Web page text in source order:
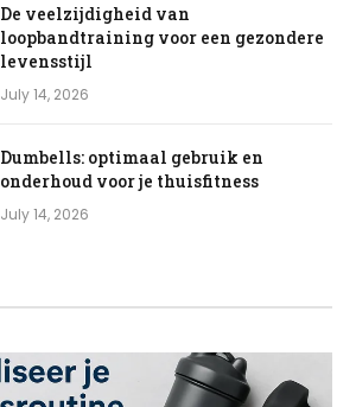
De veelzijdigheid van
loopbandtraining voor een gezondere
levensstijl
July 14, 2026
Dumbells: optimaal gebruik en
onderhoud voor je thuisfitness
July 14, 2026